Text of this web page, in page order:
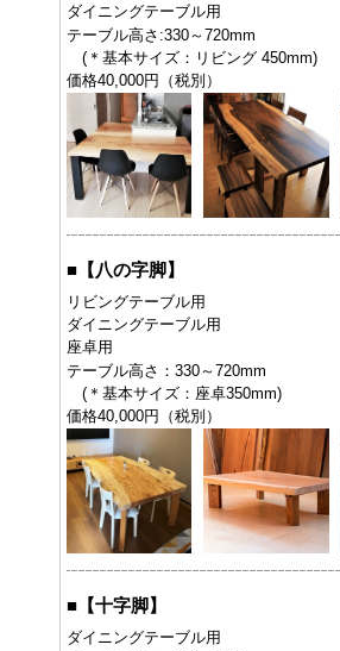
ダイニングテーブル用
テーブル高さ:330～720mm
(＊基本サイズ：リビング 450mm)
価格40,000円（税別）
■ 【八の字脚】
リビングテーブル用
ダイニングテーブル用
座卓用
テーブル高さ：330～720mm
(＊基本サイズ：座卓350mm)
価格40,000円（税別）
■ 【十字脚】
ダイニングテーブル用